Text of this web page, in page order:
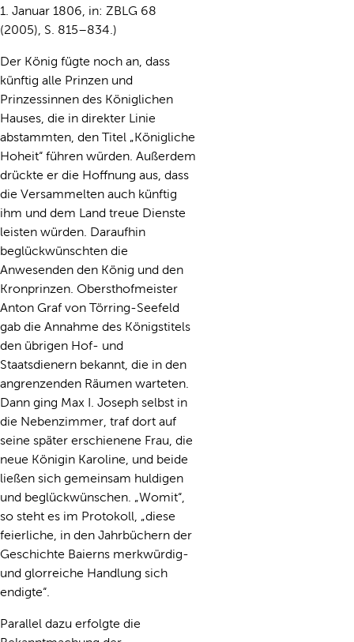
1. Januar 1806, in: ZBLG 68
(2005), S. 815–834.)
Der König fügte noch an, dass
künftig alle Prinzen und
Prinzessinnen des Königlichen
Hauses, die in direkter Linie
abstammten, den Titel „Königliche
Hoheit“ führen würden. Außerdem
drückte er die Hoffnung aus, dass
die Versammelten auch künftig
ihm und dem Land treue Dienste
leisten würden. Daraufhin
beglückwünschten die
Anwesenden den König und den
Kronprinzen. Obersthofmeister
Anton Graf von Törring-Seefeld
gab die Annahme des Königstitels
den übrigen Hof- und
Staatsdienern bekannt, die in den
angrenzenden Räumen warteten.
Dann ging Max I. Joseph selbst in
die Nebenzimmer, traf dort auf
seine später erschienene Frau, die
neue Königin Karoline, und beide
ließen sich gemeinsam huldigen
und beglückwünschen. „Womit“,
so steht es im Protokoll, „diese
feierliche, in den Jahrbüchern der
Geschichte Baierns merkwürdig-
und glorreiche Handlung sich
endigte“.
Parallel dazu erfolgte die